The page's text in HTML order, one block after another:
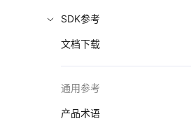
SDK参考
文档下载
通用参考
产品术语